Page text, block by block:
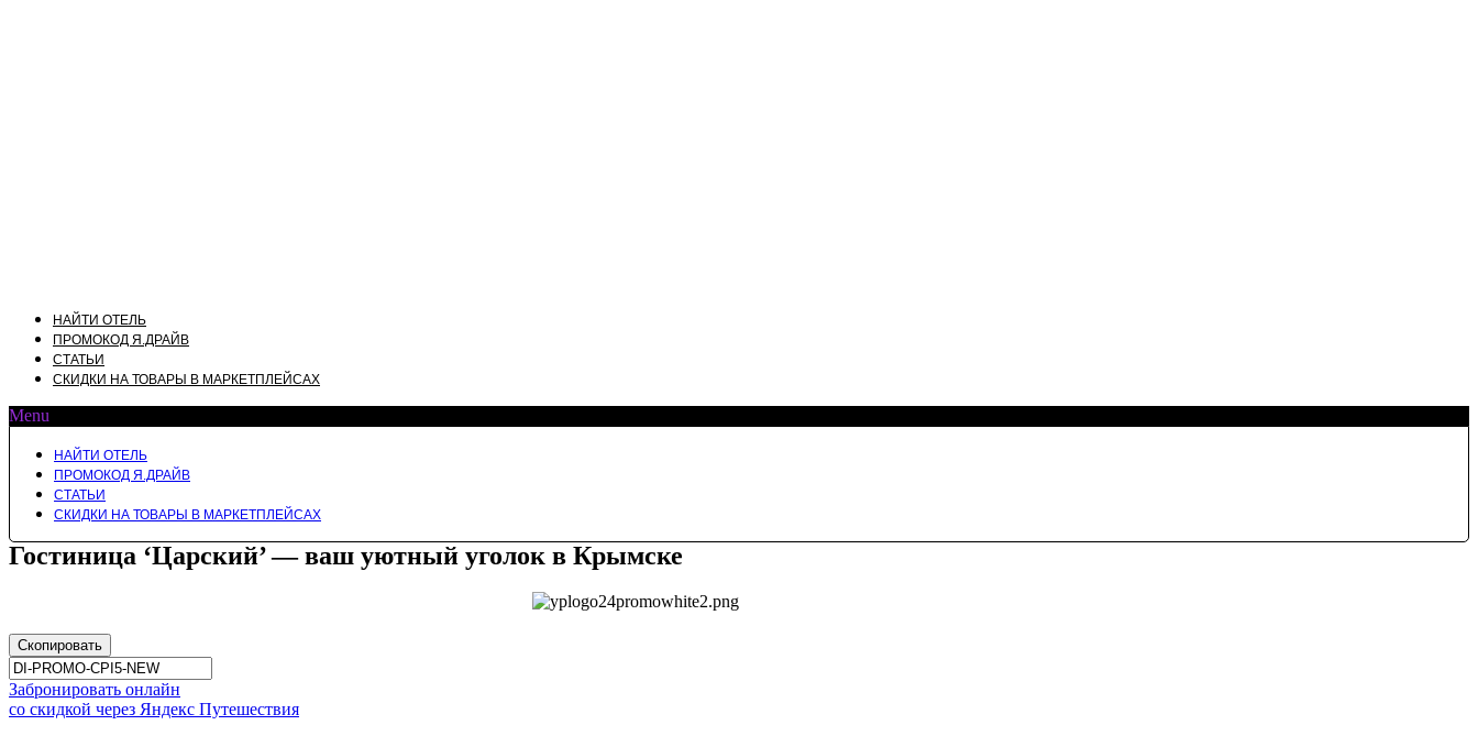
НАЙТИ ОТЕЛЬ
ПРОМОКОД Я.ДРАЙВ
СТАТЬИ
СКИДКИ НА ТОВАРЫ В МАРКЕТПЛЕЙСАХ
Menu
НАЙТИ ОТЕЛЬ
ПРОМОКОД Я.ДРАЙВ
СТАТЬИ
СКИДКИ НА ТОВАРЫ В МАРКЕТПЛЕЙСАХ
Гостиница ‘Царский’ — ваш уютный уголок в Крымске
Скопировать
Забронировать онлайн
со скидкой через Яндекс Путешествия